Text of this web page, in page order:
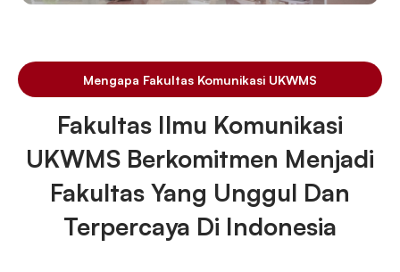
Mengapa Fakultas Komunikasi UKWMS
Fakultas Ilmu Komunikasi
UKWMS Berkomitmen Menjadi
Fakultas Yang Unggul Dan
Terpercaya Di Indonesia